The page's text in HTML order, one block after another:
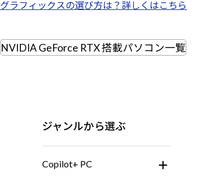
グラフィックスの選び方は？詳しくはこちら
NVIDIA GeForce RTX 搭載パソコン一覧
ジャンルから選ぶ
Copilot+ PC